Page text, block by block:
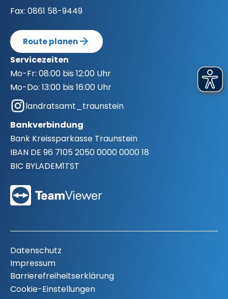
Fax: 0861 58-9449
Route planen
Servicezeiten
Mo-Fr: 08:00 bis 12:00 Uhr
Mo-Do: 13:00 bis 16:00 Uhr
landratsamt_traunstein
Bankverbindung
Bank Kreissparkasse Traunstein
IBAN DE 96 7105 2050 0000 0000 18
BIC BYLADEM1TST
Datenschutz
Impressum
Barrierefreiheitserklärung
Cookie-Einstellungen